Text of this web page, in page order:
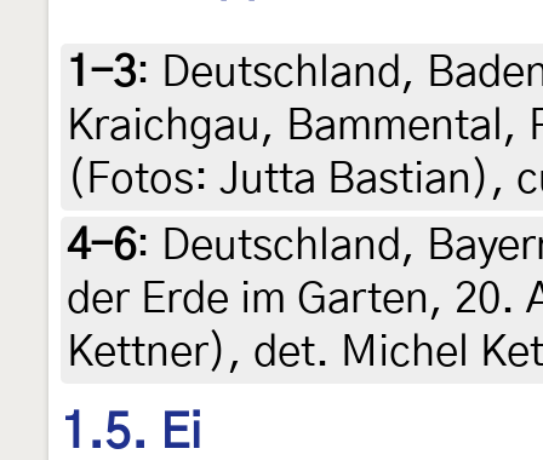
1-3: Deutschland,
Kraichgau, Bammental,
(Fotos: Jutta Bastian),
4-6: Deutschland,
der Erde im Garten, 20.
Kettner), det. Michel
1.5. Ei